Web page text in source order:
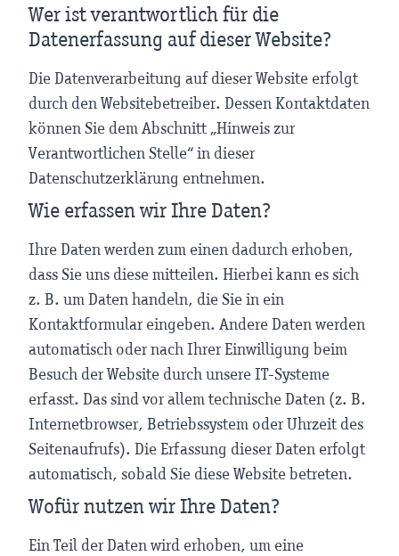
Wer ist verantwortlich für die
Datenerfassung auf dieser Website?
Die Datenverarbeitung auf dieser Website erfolgt
durch den Websitebetreiber. Dessen Kontaktdaten
können Sie dem Abschnitt „Hinweis zur
Verantwortlichen Stelle“ in dieser
Datenschutzerklärung entnehmen.
Wie erfassen wir Ihre Daten?
Ihre Daten werden zum einen dadurch erhoben,
dass Sie uns diese mitteilen. Hierbei kann es sich
z. B. um Daten handeln, die Sie in ein
Kontaktformular eingeben. Andere Daten werden
automatisch oder nach Ihrer Einwilligung beim
Besuch der Website durch unsere IT-Systeme
erfasst. Das sind vor allem technische Daten (z. B.
Internetbrowser, Betriebssystem oder Uhrzeit des
Seitenaufrufs). Die Erfassung dieser Daten erfolgt
automatisch, sobald Sie diese Website betreten.
Wofür nutzen wir Ihre Daten?
Ein Teil der Daten wird erhoben, um eine